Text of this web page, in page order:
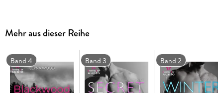
Warum musste er sich ausgerechnet in seinen besten Freund
verlieben? Warum ist Aiden so unverschämt sexy? Und was
passiert eigentlich, wenn erneut ein Sturm über die dunklen
Mehr aus dieser Reihe
Band 4 Band 3 Band 2